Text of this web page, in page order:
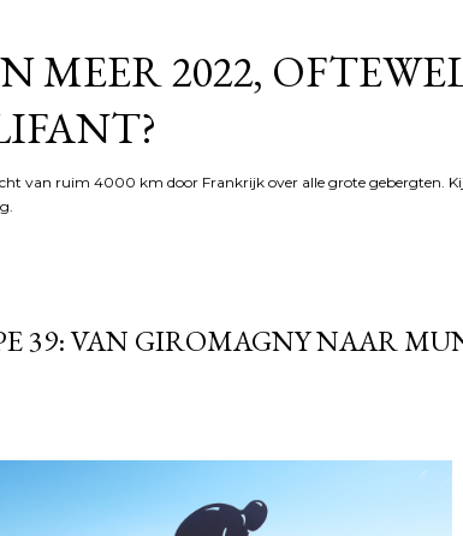
MEER 2022,
van ruim 4000 km door Frankrijk over alle grote gebergten.
39: VAN GIROMAGNY NAAR